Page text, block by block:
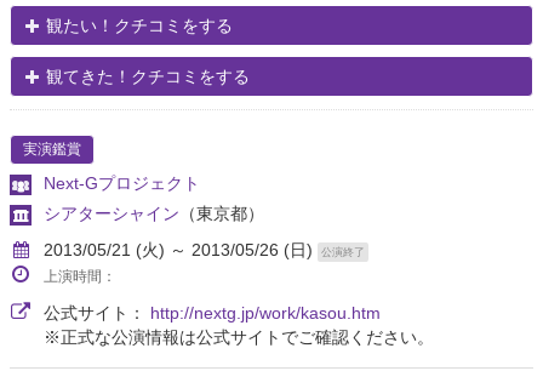
観たい！クチコミをする
観てきた！クチコミをする
実演鑑賞
Next-Gプロジェクト
シアターシャイン （東京都）
2013/05/21 (火) ～ 2013/05/26 (日)
公演終了
上演時間：
公式サイト： http://nextg.jp/work/kasou.htm
※正式な公演情報は公式サイトでご確認ください。